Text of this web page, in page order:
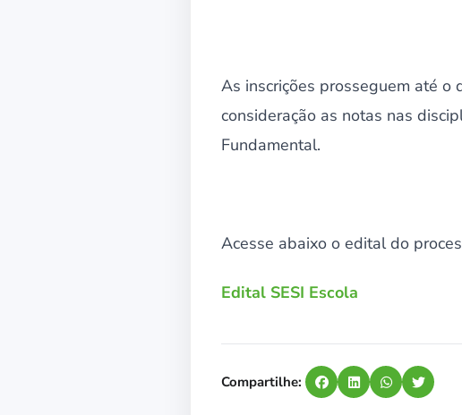
As inscrições prosseguem até
consideração as notas nas
Fundamental.
Acesse abaixo o edital do
Edital SESI Escola
Compartilhe: